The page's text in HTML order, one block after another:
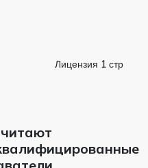
Лицензия 1 стр